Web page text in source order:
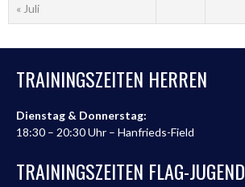
« Juli
TRAININGSZEITEN HERREN
Dienstag & Donnerstag:
18:30 – 20:30 Uhr – Hanfrieds-Field
TRAININGSZEITEN FLAG-JUGEND